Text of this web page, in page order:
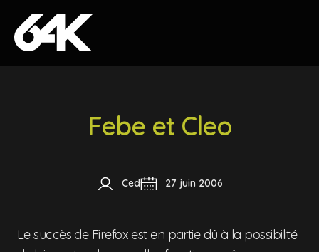
Skip to content
Febe et Cleo
Ced 27 juin 2006
Le succès de Firefox est en partie dû à la possibilité